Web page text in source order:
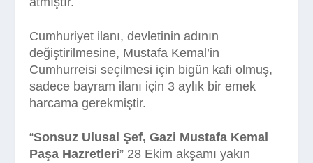
Cumhuriyet ilanı, devletinin adının
değiştirilmesine, Mustafa Kemal’in
Cumhurreisi seçilmesi için bigün kafi olmuş,
sadece bayram ilanı için 3 aylık bir emek
harcama gerekmiştir.
“Sonsuz Ulusal Şef, Gazi Mustafa Kemal
Paşa Hazretleri” 28 Ekim akşamı yakın